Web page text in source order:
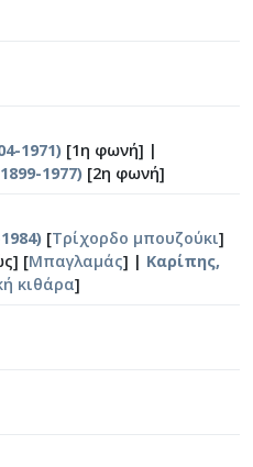
1971) [1η φωνή] |
1977) [2η φωνή]
[Τρίχορδο μπουζούκι]
[Μπαγλαμάς] | Καρίπης,
κιθάρα]